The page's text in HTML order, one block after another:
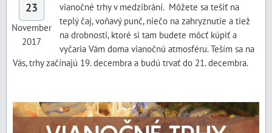
23
November
2017
vianočné trhy v medzibrání. Môžete sa tešiť na
teplý čaj, voňavý punč, niečo na zahryznutie a tiež
na drobnosti, ktoré si tam budete môcť kúpiť a
vyčaria Vám doma vianočnú atmosféru. Teším sa na
Vás, trhy začínajú 19. decembra a budú trvať do 21. decembra.